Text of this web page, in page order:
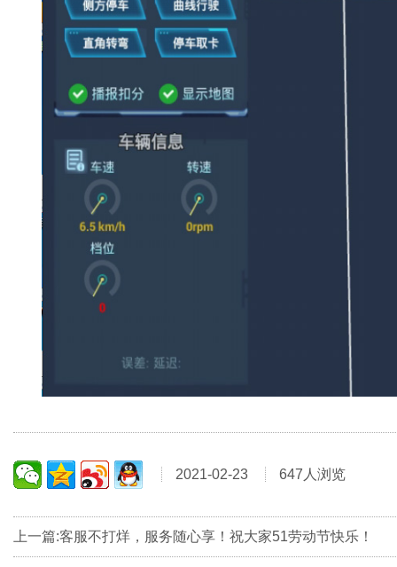
2021-02-23 647人浏览
上一篇:客服不打烊，服务随心享！祝大家51劳动节快乐！